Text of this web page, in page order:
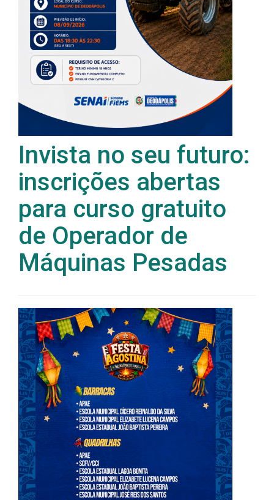
Invista no seu futuro:
inscrições abertas
para curso gratuito
de Operador de
Máquinas Pesadas